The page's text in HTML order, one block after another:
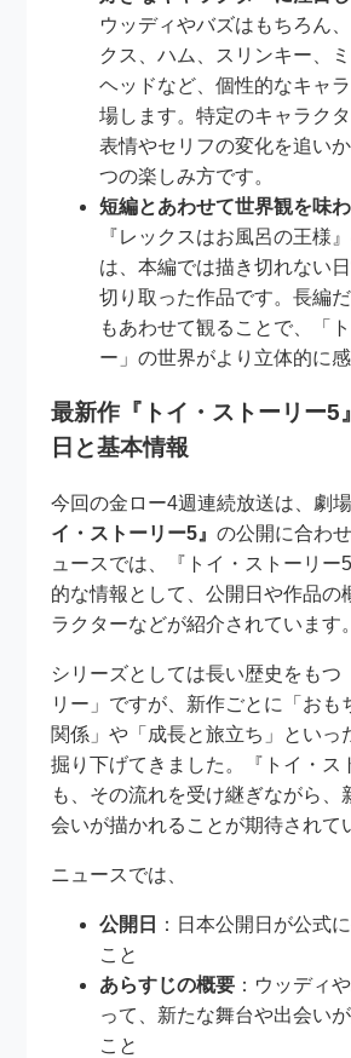
ウッディやバズはもちろん
クス、ハム、スリンキー、
ヘッドなど、個性的なキャ
場します。特定のキャラク
表情やセリフの変化を追い
つの楽しみ方です。
短編とあわせて世界観を味
『レックスはお風呂の王様
は、本編では描き切れない
切り取った作品です。長編
もあわせて観ることで、「
ー」の世界がより立体的に感
最新作『トイ・ストーリー5
日と基本情報
今回の金ロー4週連続放送は、劇
イ・ストーリー5』の公開に合わ
ュースでは、『トイ・ストーリー
的な情報として、公開日や作品の
ラクターなどが紹介されています。
シリーズとしては長い歴史をもつ
リー」ですが、新作ごとに「おも
関係」や「成長と旅立ち」といっ
掘り下げてきました。『トイ・ス
も、その流れを受け継ぎながら、
会いが描かれることが期待されて
ニュースでは、
公開日
：日本公開日が公式
こと
あらすじの概要 ：ウッディ
って、新たな舞台や出会い
こと